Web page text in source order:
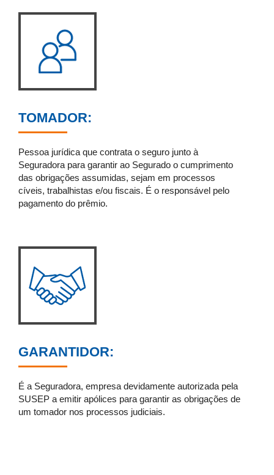
TOMADOR:
Pessoa jurídica que contrata o seguro junto à
Seguradora para garantir ao Segurado o cumprimento
das obrigações assumidas, sejam em processos
cíveis, trabalhistas e/ou fiscais. É o responsável pelo
pagamento do prêmio.
GARANTIDOR:
É a Seguradora, empresa devidamente autorizada pela
SUSEP a emitir apólices para garantir as obrigações de
um tomador nos processos judiciais.